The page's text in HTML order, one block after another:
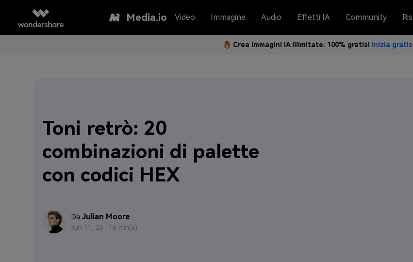
Media.io Video Immagine Audio Effetti IA Community
Crea immagini IA illimitate. 100% gratis! Inizia
Toni retrò: 20
combinazioni di palette
con codici HEX
Da Julian Moore
Jun 11, 26 · 16 min(s)